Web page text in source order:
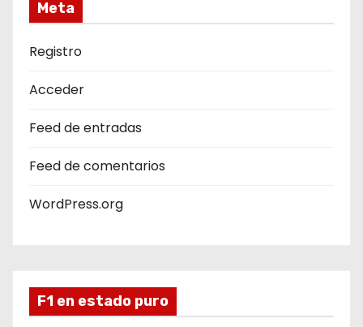
Meta
Registro
Acceder
Feed de entradas
Feed de comentarios
WordPress.org
F1 en estado puro